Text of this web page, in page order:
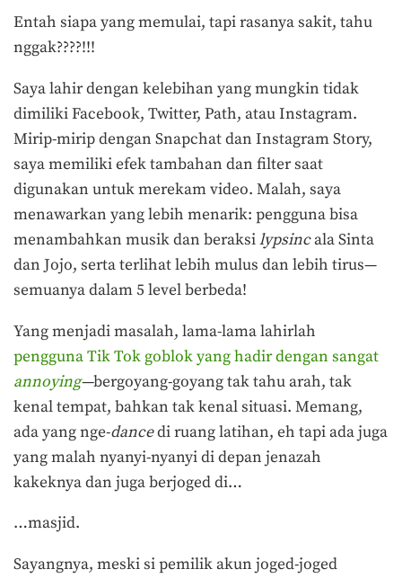
Entah siapa yang memulai, tapi rasanya sakit, tahu
nggak????!!!
Saya lahir dengan kelebihan yang mungkin tidak
dimiliki Facebook, Twitter, Path, atau Instagram.
Mirip-mirip dengan Snapchat dan Instagram Story,
saya memiliki efek tambahan dan filter saat
digunakan untuk merekam video. Malah, saya
menawarkan yang lebih menarik: pengguna bisa
menambahkan musik dan beraksilypsincala Sinta
dan Jojo, serta terlihat lebih mulus dan lebih tirus—
semuanya dalam 5 level berbeda!
Yang menjadi masalah, lama-lama lahirlah
pengguna Tik Tok goblok yang hadir dengan sangat
annoying—bergoyang-goyang tak tahu arah, tak
kenal tempat, bahkan tak kenal situasi. Memang,
ada yang nge-dancedi ruang latihan, eh tapi ada juga
yang malah nyanyi-nyanyi di depan jenazah
kakeknya dan juga berjoged di…
…masjid.
Sayangnya, meski si pemilik akun joged-joged